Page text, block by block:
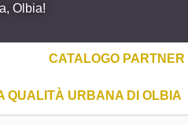
Olbia!
CATALOGO PARTNER
QUALITÀ URBANA DI OLBIA